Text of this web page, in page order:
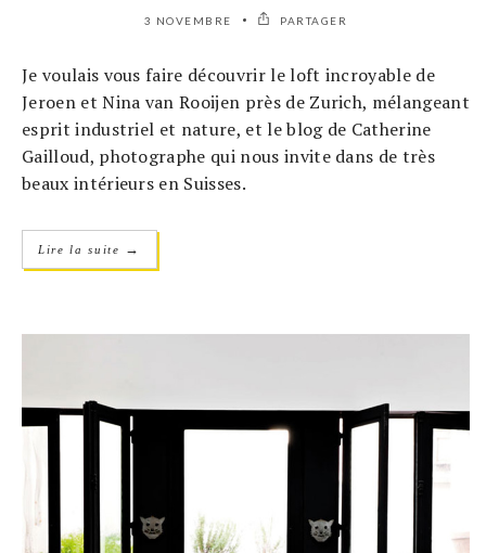
3 NOVEMBRE PARTAGER
Je voulais vous faire découvrir le loft incroyable de
Jeroen et Nina van Rooijen près de Zurich, mélangeant
esprit industriel et nature, et le blog de Catherine
Gailloud, photographe qui nous invite dans de très
beaux intérieurs en Suisses.
Lire la suite →